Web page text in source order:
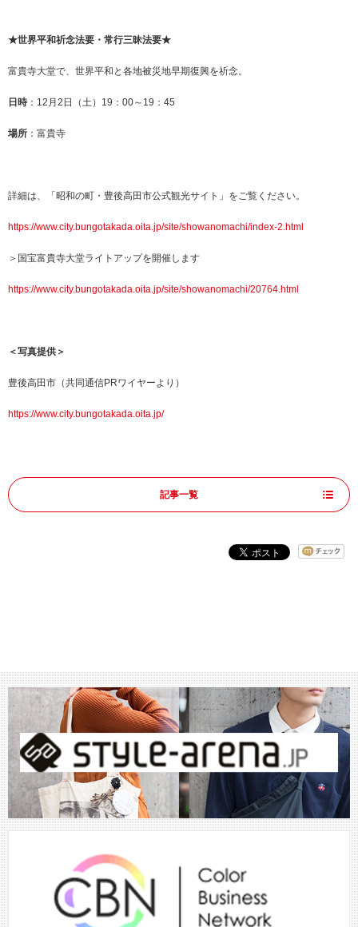
★世界平和祈念法要・常行三昧法要★
富貴寺大堂で、世界平和と各地被災地早期復興を祈念。
日時：12月2日（土）19：00～19：45
場所 ：富貴寺
詳細は、「昭和の町・豊後高田市公式観光サイト」をご覧ください。
https://www.city.bungotakada.oita.jp/site/showanomachi/index-2.html
＞国宝富貴寺大堂ライトアップを開催します
https://www.city.bungotakada.oita.jp/site/showanomachi/20764.html
＜写真提供＞
豊後高田市（共同通信PRワイヤーより）
https://www.city.bungotakada.oita.jp/
記事一覧